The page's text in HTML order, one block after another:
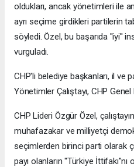
oldukları, ancak yönetimleri ile
ayrı seçime girdikleri partilerin
söyledi. Özel, bu başarıda ''iyi''
vurguladı.
CHP'li belediye başkanları, il ve
Yönetimler Çalıştayı, CHP
CHP Lideri Özgür Özel,
muhafazakar ve milliyetçi
seçimlerden birinci parti olarak
payı olanların ''Türkiye İttifakı''nı